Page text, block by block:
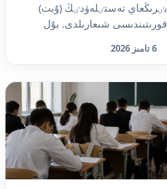
بٸرىڭعاي تەستٸلەۋدٸڭ (ۇبت)
قورىتىندىسى شىعارىلدى. بۇل
6 تامىز 2026